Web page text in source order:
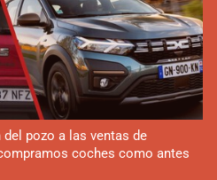
pozo a las ventas de
coches como antes